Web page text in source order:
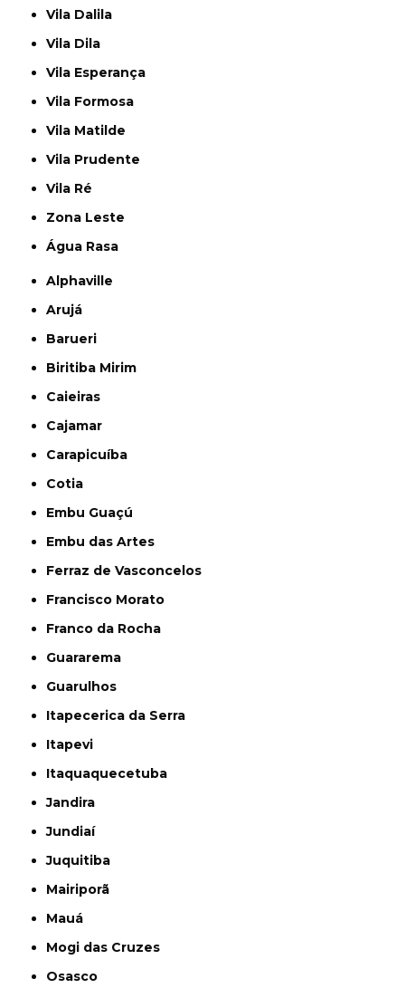
Vila Dalila
Vila Dila
Vila Esperança
Vila Formosa
Vila Matilde
Vila Prudente
Vila Ré
Zona Leste
Água Rasa
Alphaville
Arujá
Barueri
Biritiba Mirim
Caieiras
Cajamar
Carapicuíba
Cotia
Embu Guaçú
Embu das Artes
Ferraz de Vasconcelos
Francisco Morato
Franco da Rocha
Guararema
Guarulhos
Itapecerica da Serra
Itapevi
Itaquaquecetuba
Jandira
Jundiaí
Juquitiba
Mairiporã
Mauá
Mogi das Cruzes
Osasco